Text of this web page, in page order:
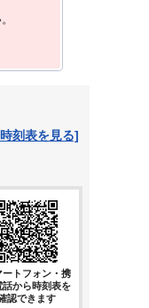
刻表を見る]
ートフォン・携
話から時刻表を
認できます